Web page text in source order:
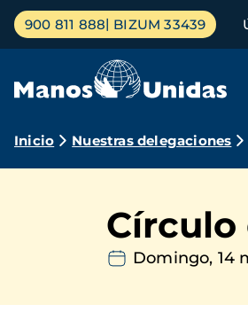
Pasar
contenido
Menú
principal
900 811 888 BIZUM 33439
Ruta
navegación
Inicio Nuestras delegaciones
Círculo
Domingo, 14